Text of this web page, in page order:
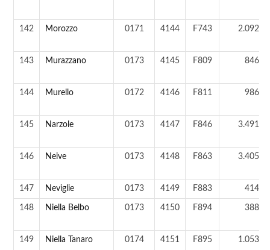
142 Morozzo 0171 4144 F743 2.092 ab
143 Murazzano 0173 4145 F809 846 ab
144 Murello 0172 4146 F811 986 ab
145 Narzole 0173 4147 F846 3.491 ab
146 Neive 0173 4148 F863 3.405 ab
147 Neviglie 0173 4149 F883 414 ab
148 Niella Belbo 0173 4150 F894 388 ab
149 Niella Tanaro 0174 4151 F895 1.053 ab